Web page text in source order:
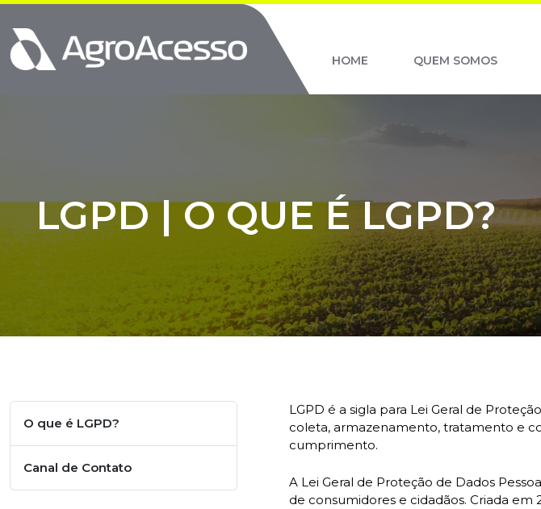
HOME QUEM SOMOS
LGPD | O QUE É LGPD?
O que é LGPD?
Canal de Contato
LGPD é a sigla para Lei Geral de
coleta, armazenamento, tratamento e
cumprimento.
A Lei Geral de Proteção de Dados
de consumidores e cidadãos. Criada